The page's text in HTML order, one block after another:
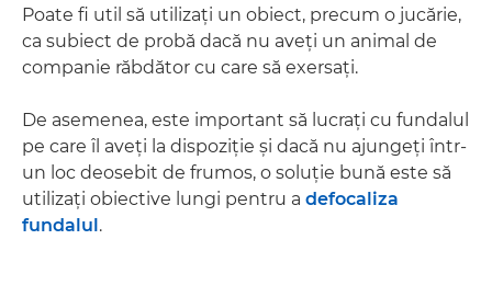
Poate fi util să utilizaţi un obiect, precum o jucărie,
ca subiect de probă dacă nu aveţi un animal de
companie răbdător cu care să exersaţi.
De asemenea, este important să lucraţi cu fundalul
pe care îl aveţi la dispoziţie şi dacă nu ajungeţi într-
un loc deosebit de frumos, o soluţie bună este să
utilizaţi obiective lungi pentru a defocaliza
fundalul.